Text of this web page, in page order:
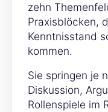
zehn
Praxisblöcken,
Kenntnisstand
kommen.
Sie springen je
Diskussion,
Rollenspiele im